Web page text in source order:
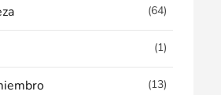
(64)
(1)
(13)